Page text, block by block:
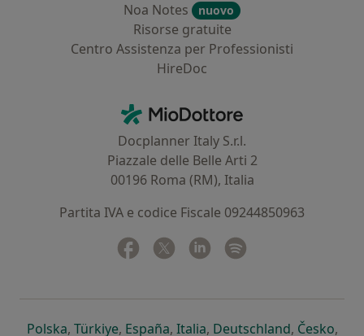
Noa Notes
nuovo
Risorse gratuite
Centro Assistenza per Professionisti
HireDoc
MioDottore - Homepage
Docplanner Italy S.r.l.
Piazzale delle Belle Arti 2
00196 Roma (RM), Italia
Partita IVA e codice Fiscale 09244850963
Facebook
si apre in una nuova scheda
Twitter
si apre in una nuova scheda
Linkedin
si apre in una nuova
Polskasi apre in una nuova scheda
, Türkiyesi apre in una nuova scheda
, Españasi apre in una nuova scheda
, Italiasi apre in una nuova
, Deutschlandsi apre in
, Českosi
,